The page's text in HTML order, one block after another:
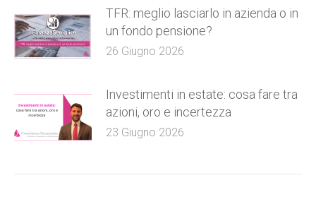
TFR: meglio lasciarlo in azienda o in
un fondo pensione?
26 Giugno 2026
Investimenti in estate: cosa fare tra
azioni, oro e incertezza
23 Giugno 2026